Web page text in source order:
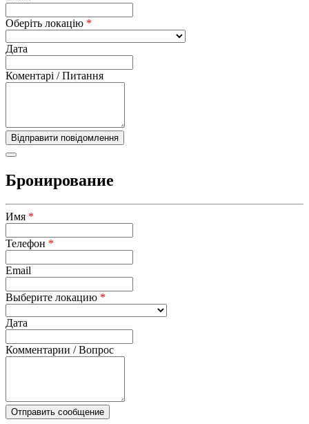
Оберіть локацію *
Дата
Коментарі / Питання
Бронирование
Имя *
Телефон *
Email
Выберите локацию *
Дата
Комментарии / Вопрос